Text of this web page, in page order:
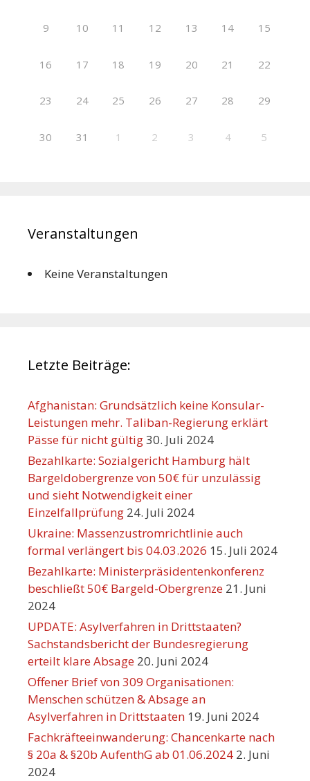
9 10 11 12 13 14 15
16 17 18 19 20 21 22
23 24 25 26 27 28 29
30 31 1 2 3 4 5
Veranstaltungen
Keine Veranstaltungen
Letzte Beiträge:
Afghanistan: Grundsätzlich keine Konsular-
Leistungen mehr. Taliban-Regierung erklärt
Pässe für nicht gültig30. Juli 2024
Bezahlkarte: Sozialgericht Hamburg hält
Bargeldobergrenze von 50€ für unzulässig
und sieht Notwendigkeit einer
Einzelfallprüfung 24. Juli 2024
Ukraine: Massenzustromrichtlinie auch
formal verlängert bis 04.03.2026 15. Juli 2024
Bezahlkarte: Ministerpräsidentenkonferenz
beschließt 50€ Bargeld-Obergrenze 21. Juni
2024
UPDATE: Asylverfahren in Drittstaaten?
Sachstandsbericht der Bundesregierung
erteilt klare Absage 20. Juni 2024
Offener Brief von 309 Organisationen:
Menschen schützen & Absage an
Asylverfahren in Drittstaaten 19. Juni 2024
Fachkräfteeinwanderung: Chancenkarte nach
§ 20a & §20b AufenthG ab 01.06.2024 2. Juni
2024